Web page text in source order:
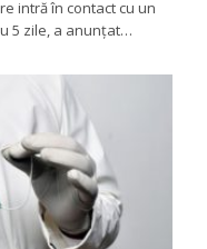
intră în contact cu un
5 zile, a anunțat…